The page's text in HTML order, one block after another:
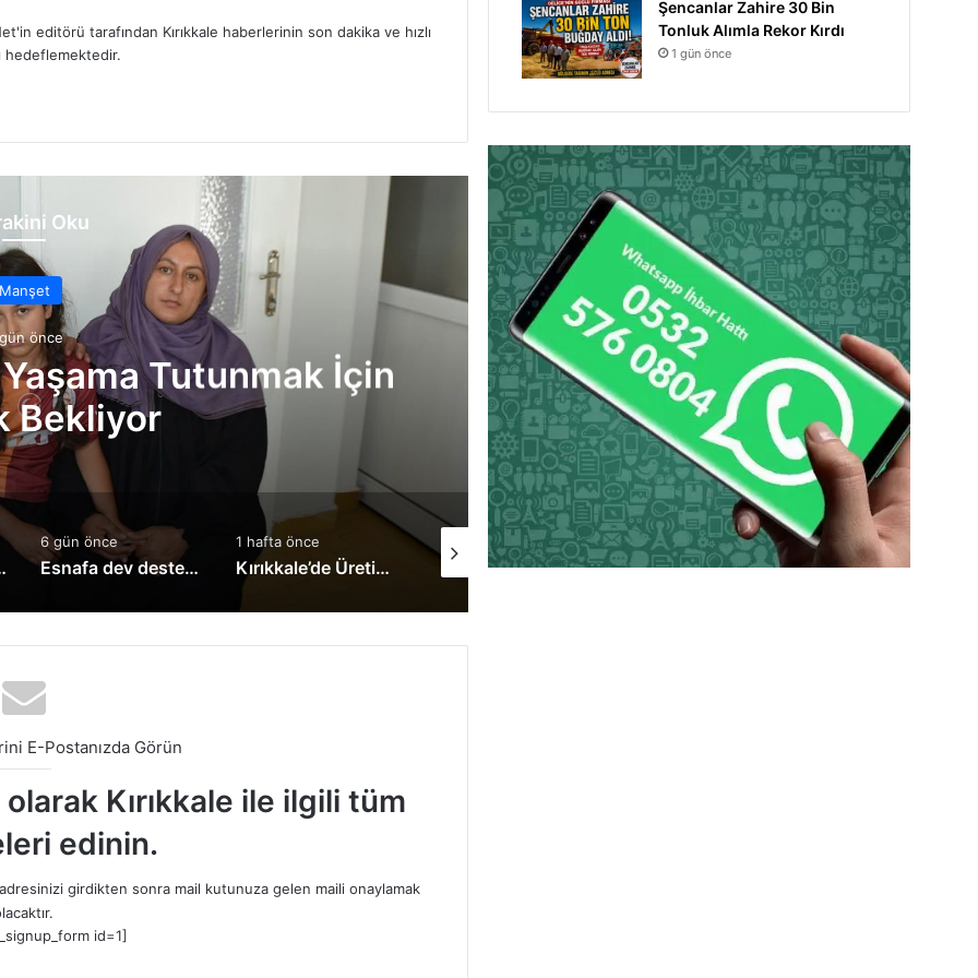
editörü tarafından Kırıkkale haberlerinin son dakika ve hızlı
hedeflemektedir.
Oku
Manşet
önce
Tutunmak İçin
Bekliyor
Manşet
6 gün önce
Ahmet Önal’dan Sürücü
Müjde!
6 gün önce
Esnafa dev destek: Kredi limitleri yükseltildi
1 hafta önce
Kırıkkale’de Üreticilere Hayati Eğitim! Bilinçsiz İlaçlamaya Karşı Uyarılar Yapıldı
1 hafta önce
MKE’den Türkiye’ye Gurur Veren Başarı! Mühimmat Fabrikası Ödülle Taçlandı
24 saat önce
TSO Başkan Adayı Emrah Doğan’dan EXPOKALE Vizyonu
1 gün önce
E-Postanızda Görün
Kırıkkale ile ilgili tüm
edinin.
girdikten sonra mail kutunuza gelen maili onaylamak
id=1]
Şencanlar Zahire 30 Bin
Tonluk Alımla Rekor Kırdı
1 gün önce